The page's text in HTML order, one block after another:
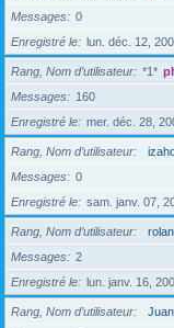
Messages
0
Enregistré le
lun. déc. 12,
Rang, Nom d’utilisateur *1*
Messages
160
Enregistré le
mer. déc. 28,
Rang, Nom d’utilisateur
Messages
0
Enregistré le
sam. janv. 07,
Rang, Nom d’utilisateur
Messages
2
Enregistré le
lun. janv. 16,
Rang, Nom d’utilisateur